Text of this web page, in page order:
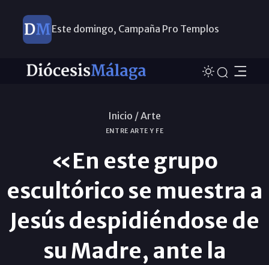
Este domingo, Campaña Pro Templos
Inicio /Arte
ENTRE ARTE Y FE
«En este grupo
escultórico se muestra a
Jesús despidiéndose de
su Madre, ante la